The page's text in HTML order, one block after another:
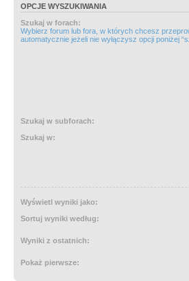
OPCJE WYSZUKIWANIA
Szukaj w forach:
Wybierz forum lub fora, w których chcesz
automatycznie jeżeli nie wyłączysz opcji poniżej
Szukaj w subforach:
Szukaj w:
Wyświetl wyniki jako:
Sortuj wyniki według:
Wyniki z ostatnich:
Pokaż pierwsze: